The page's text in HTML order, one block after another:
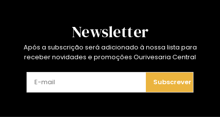
Newsletter
Após a subscrição será adicionado à nossa lista para
receber novidades e promoções Ourivesaria Central
Subscrever